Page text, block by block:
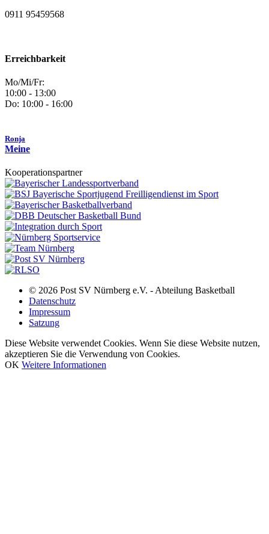
0911 95459568
Erreichbarkeit
Mo/Mi/Fr:
10:00 - 13:00
Do: 10:00 - 16:00
Ronja
Meine
Kooperationspartner
© 2026 Post SV Nürnberg e.V. - Abteilung Basketball
Datenschutz
Impressum
Satzung
Diese Website verwendet Cookies. Wenn Sie diese Website nutzen,
akzeptieren Sie die Verwendung von Cookies.
OK Weitere Informationen